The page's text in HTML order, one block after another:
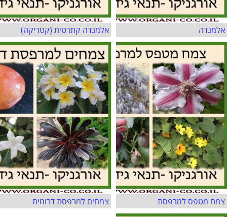
אלמנדה אלמנדה קתרטית (קטריקה)
צמח מטפס למרפסת צמחים למרפסת דרומית